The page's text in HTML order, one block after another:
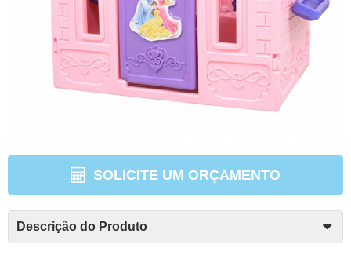
SOLICITE UM ORÇAMENTO
Descrição do Produto